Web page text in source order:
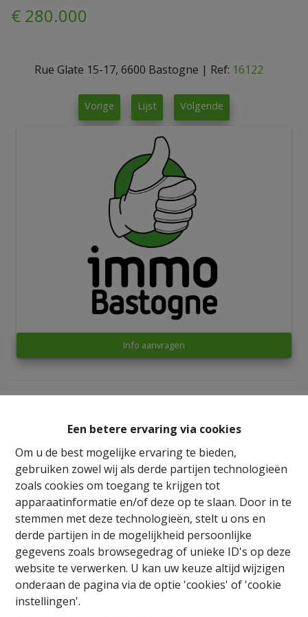
Een betere ervaring via cookies
Om u de best mogelijke ervaring te bieden,
gebruiken zowel wij als derde partijen technologieën
zoals cookies om toegang te krijgen tot
apparaatinformatie en/of deze op te slaan. Door in te
stemmen met deze technologieën, stelt u ons en
derde partijen in de mogelijkheid persoonlijke
gegevens zoals browsegedrag of unieke ID's op deze
website te verwerken. U kan uw keuze altijd wijzigen
onderaan de pagina via de optie 'cookies' of 'cookie
instellingen'.
€ 280.000
Rue Glate 15-17, 6600 Bastogne | Ref: 16122
Vorige Lijst Volgende
Info aanvragen
Vastgoedcomplex bestaande uit twee appartementen
met één slaapkamer, die elk een comfortabele en
warme woonomgeving bieden.
Elke woonunit beschikt over een lichtrijke woonkamer,
een ingerichte keuken, een aangename slaapkamer en
een moderne douchekamer.
Het pand beschikt eveneens over een garage en
praktische bergruimtes.